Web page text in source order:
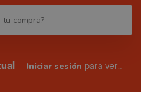
Iniciar sesión para ver tus direcciones